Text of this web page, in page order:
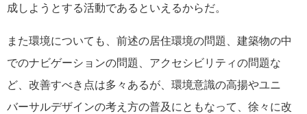
成しようとする活動であるといえるからだ。
また環境についても、前述の居住環境の問題、建築物の中
でのナビゲーションの問題、アクセシビリティの問題な
ど、改善すべき点は多々あるが、環境意識の高揚やユニ
バーサルデザインの考え方の普及にともなって、徐々に改